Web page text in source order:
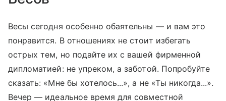
Весы сегодня особенно обаятельны — и вам это
понравится. В отношениях не стоит избегать
острых тем, но подайте их с вашей фирменной
дипломатией: не упреком, а заботой. Попробуйте
сказать: «Мне бы хотелось...», а не «Ты никогда...».
Вечер — идеальное время для совместной